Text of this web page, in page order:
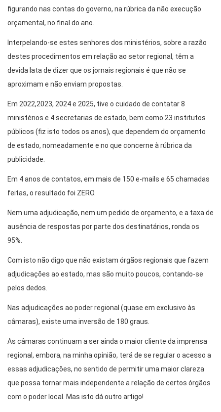
figurando nas contas do governo, na rúbrica da não execução
orçamental, no final do ano.
Interpelando-se estes senhores dos ministérios, sobre a razão
destes procedimentos em relação ao setor regional, têm a
devida lata de dizer que os jornais regionais é que não se
aproximam e não enviam propostas.
Em 2022,2023, 2024 e 2025, tive o cuidado de contatar 8
ministérios e 4 secretarias de estado, bem como 23 institutos
públicos (fiz isto todos os anos), que dependem do orçamento
de estado, nomeadamente e no que concerne à rúbrica da
publicidade.
Em 4 anos de contatos, em mais de 150 e-mails e 65 chamadas
feitas, o resultado foi ZERO.
Nem uma adjudicação, nem um pedido de orçamento, e a taxa de
ausência de respostas por parte dos destinatários, ronda os
95%.
Com isto não digo que não existam órgãos regionais que fazem
adjudicações ao estado, mas são muito poucos, contando-se
pelos dedos.
Nas adjudicações ao poder regional (quase em exclusivo às
câmaras), existe uma inversão de 180 graus.
As câmaras continuam a ser ainda o maior cliente da imprensa
regional, embora, na minha opinião, terá de se regular o acesso a
essas adjudicações, no sentido de permitir uma maior clareza
que possa tornar mais independente a relação de certos órgãos
com o poder local. Mas isto dá outro artigo!